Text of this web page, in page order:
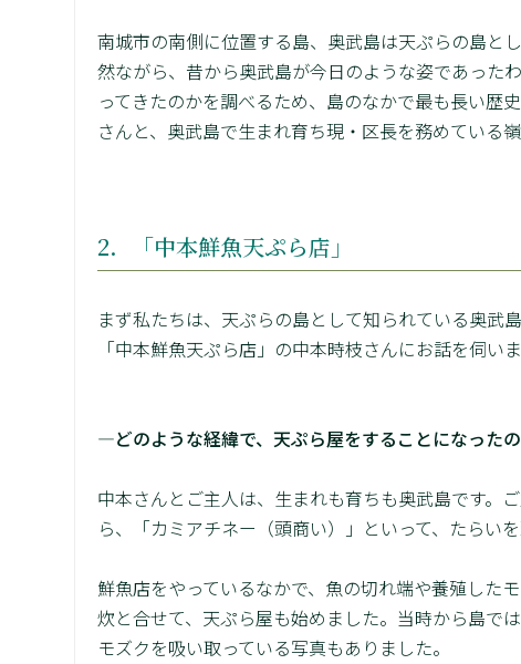
南城市の南側に位置する島、奥武島は天ぷらの島と
然ながら、昔から奥武島が今日のような姿であった
ってきたのかを調べるため、島のなかで最も長い歴
さんと、奥武島で生まれ育ち現・区長を務めている
2．「中本鮮魚天ぷら店」
まず私たちは、天ぷらの島として知られている奥武
「中本鮮魚天ぷら店」の中本時枝さんにお話を伺いま
―どのような経緯で、天ぷら屋をすることになったの
中本さんとご主人は、生まれも育ちも奥武島です。
ら、「カミアチネー（頭商い）」といって、たらい
鮮魚店をやっているなかで、魚の切れ端や養殖した
炊と合せて、天ぷら屋も始めました。当時から島で
モズクを吸い取っている写真もありました。